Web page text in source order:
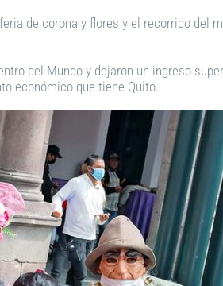
de corona y flores y el recorrido del
del Mundo y dejaron un ingreso
económico que tiene Quito.